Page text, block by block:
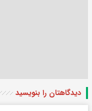
دیدگاهتان را بنویسید